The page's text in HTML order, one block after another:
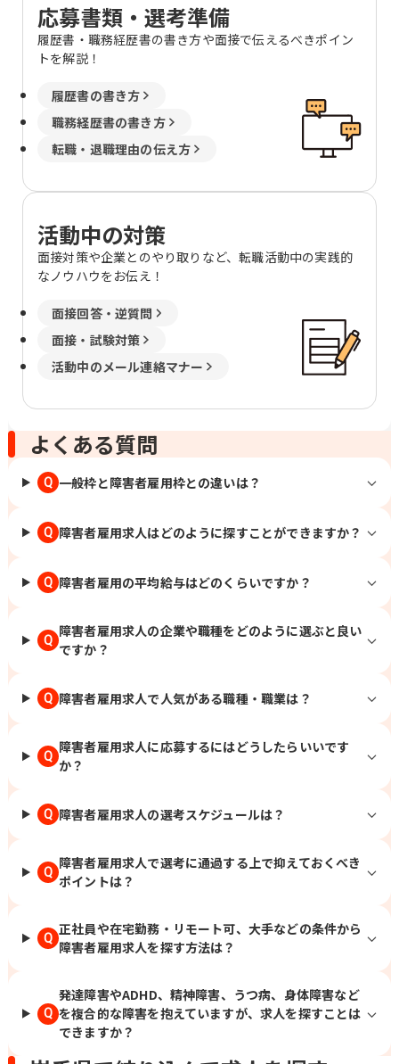
応募書類・選考準備
履歴書・職務経歴書の書き方や面接で伝えるべきポイン
トを解説！
履歴書の書き方
職務経歴書の書き方
転職・退職理由の伝え方
活動中の対策
面接対策や企業とのやり取りなど、転職活動中の実践的
なノウハウをお伝え！
面接回答・逆質問
面接・試験対策
活動中のメール連絡マナー
よくある質問
Q 一般枠と障害者雇用枠との違いは？
Q 障害者雇用求人はどのように探すことができますか？
Q 障害者雇用の平均給与はどのくらいですか？
Q
障害者雇用求人の企業や職種をどのように選ぶと良い
ですか？
Q 障害者雇用求人で人気がある職種・職業は？
Q
障害者雇用求人に応募するにはどうしたらいいです
か？
Q 障害者雇用求人の選考スケジュールは？
Q
障害者雇用求人で選考に通過する上で抑えておくべき
ポイントは？
Q
正社員や在宅勤務・リモート可、大手などの条件から
障害者雇用求人を探す方法は？
Q
発達障害やADHD、精神障害、うつ病、身体障害など
を複合的な障害を抱えていますが、求人を探すことは
できますか？